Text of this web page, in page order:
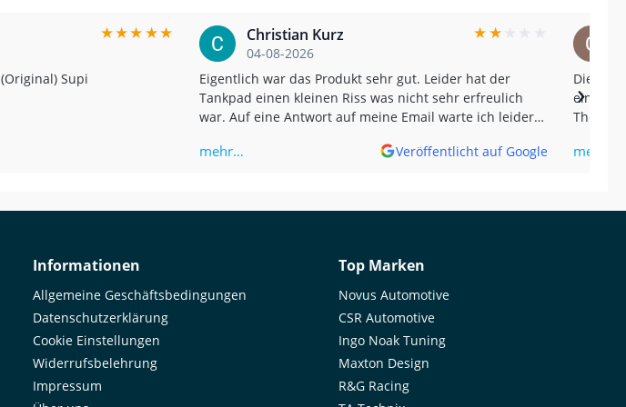
★★★★★
(Translated by Google) Soup (Original) Supi
Christian Kurz
04-08-2026
★★
Eigentlich war das Produkt sehr gut. Leider hat der
Tankpad einen kleinen Riss was nicht sehr erfreulich
war. Auf eine Antwort auf meine Email warte ich leider
mir, sondern wurde erst später bemerkt. (Translated by
wasn't very pleasant. I'm still waiting for a reply to my
mehr… Veröffentlicht auf Google
Die
einen wirklich
The
mehr…
›
Informationen
Allgemeine Geschäftsbedingungen
Datenschutzerklärung
Cookie Einstellungen
Widerrufsbelehrung
Impressum
Top Marken
Novus Automotive
CSR Automotive
Ingo Noak Tuning
Maxton Design
R&G Racing